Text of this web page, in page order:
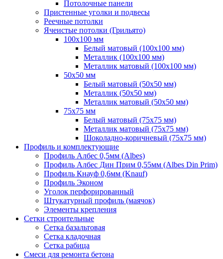
Потолочные панели
Пристенные уголки и подвесы
Реечные потолки
Ячеистые потолки (Грильято)
100х100 мм
Белый матовый (100х100 мм)
Металлик (100х100 мм)
Металлик матовый (100х100 мм)
50х50 мм
Белый матовый (50х50 мм)
Металлик (50х50 мм)
Металлик матовый (50х50 мм)
75х75 мм
Белый матовый (75х75 мм)
Металлик матовый (75х75 мм)
Шоколадно-коричневый (75х75 мм)
Профиль и комплектующие
Профиль Албес 0,5мм (Albes)
Профиль Албес Дин Прим 0,55мм (Albes Din Prim)
Профиль Кнауф 0,6мм (Knauf)
Профиль Эконом
Уголок перфорированный
Штукатурный профиль (маячок)
Элементы крепления
Сетки строительные
Сетка базальтовая
Сетка кладочная
Сетка рабица
Смеси для ремонта бетона